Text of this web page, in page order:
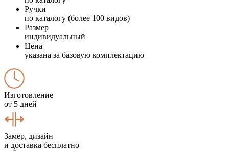
Ручки
по каталогу (более 100 видов)
Размер
индивидуальный
Цена
указана за базовую комплектацию
Изготовление
от 5 дней
Замер, дизайн
и доставка бесплатно